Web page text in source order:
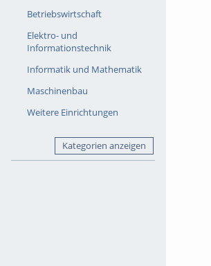
Betriebswirtschaft
Elektro- und
Informationstechnik
Informatik und Mathematik
Maschinenbau
Weitere Einrichtungen
Kategorien anzeigen